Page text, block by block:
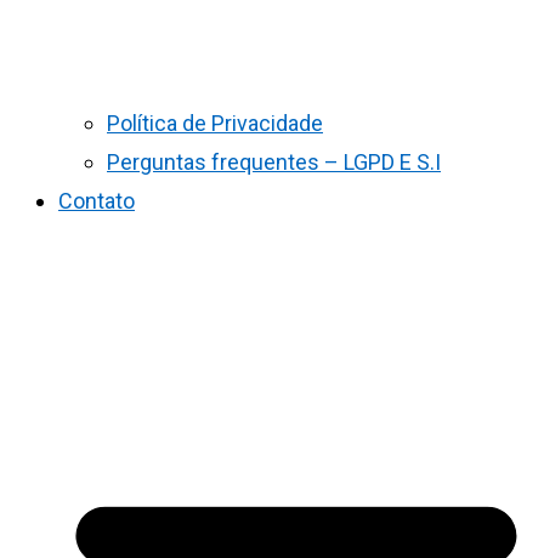
Política de Privacidade
Perguntas frequentes – LGPD E S.I
Contato